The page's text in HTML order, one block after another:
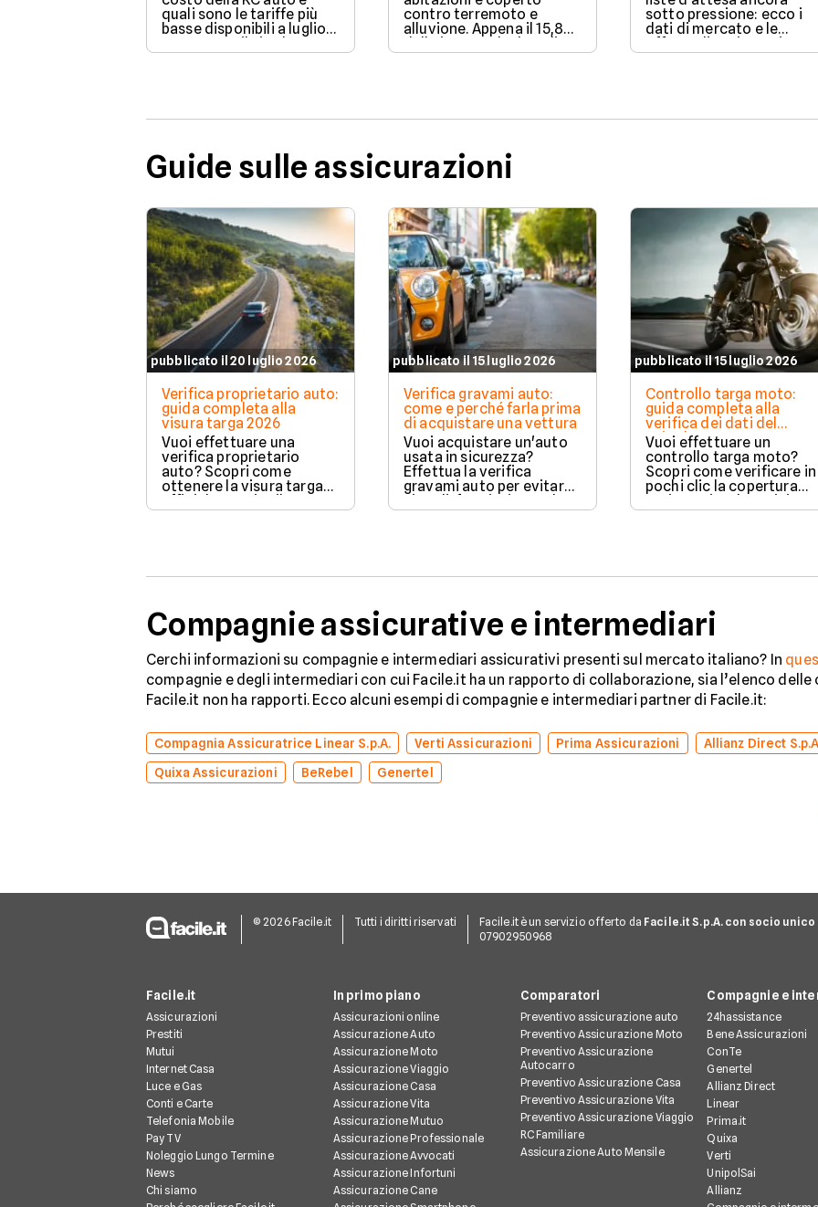
quali sono le tariffe più
basse disponibili a luglio
2026 su Facile.it, da
106,32€ annui.
contro terremoto e
alluvione. Appena il 15,8%
delle imprese ha la polizza
catastrofale obbligatoria.
sotto pressione: ecco i
dati di mercato e le
offerte di assicurazione
vita e salute disponibili
Guide sulle assicurazioni
pubblicato il 20 luglio 2026
Verifica proprietario auto:
guida completa alla
visura targa 2026
Vuoi effettuare una
verifica proprietario
auto? Scopri come
ottenere la visura targa
ufficiale tramite il PRA per
controllare dati e vincoli
pubblicato il 15 luglio 2026
Verifica gravami auto:
come e perché farla prima
di acquistare una vettura
Vuoi acquistare un'auto
usata in sicurezza?
Effettua la verifica
gravami auto per evitare
vincoli, fermi o ipoteche.
Scopri come tutelare il
pubblicato il 15 luglio 2026
Controllo targa moto:
guida completa alla
verifica dei dati del
veicolo
Vuoi effettuare un
controllo targa moto?
Scopri come verificare in
pochi clic la copertura
assicurativa, la revisione
e lo stato legale del
Compagnie assicurative e intermediari
Cerchi informazioni su compagnie e intermediari assicurativi presenti sul mercato italiano? In
compagnie e degli intermediari con cui Facile.it ha un rapporto di collaborazione, sia l’elenco
Facile.it non ha rapporti. Ecco alcuni esempi di compagnie e intermediari partner di Facile.it:
Compagnia Assicuratrice Linear S.p.A. Verti Assicurazioni Prima Assicurazioni Allianz Direct
Quixa Assicurazioni
BeRebel Genertel
© 2026 Facile.it Tutti i diritti riservati Facile.it è un servizio offerto da Facile.it S.p.A. con socio unico
07902950968
Facile.it
Assicurazioni
Prestiti
Mutui
Internet Casa
Luce e Gas
Conti e Carte
Telefonia Mobile
Pay TV
Noleggio Lungo Termine
News
Chi siamo
In primo piano
Assicurazioni online
Assicurazione Auto
Assicurazione Moto
Assicurazione Viaggio
Assicurazione Casa
Assicurazione Vita
Assicurazione Mutuo
Assicurazione Professionale
Assicurazione Avvocati
Assicurazione Infortuni
Assicurazione Cane
Comparatori
Preventivo assicurazione auto
Preventivo Assicurazione Moto
Preventivo Assicurazione
Autocarro
Preventivo Assicurazione Casa
Preventivo Assicurazione Vita
Preventivo Assicurazione Viaggio
RC Familiare
Assicurazione Auto Mensile
Compagnie e
24hassistance
Bene Assicurazioni
ConTe
Genertel
Allianz Direct
Linear
Prima.it
Quixa
Verti
UnipolSai
Allianz